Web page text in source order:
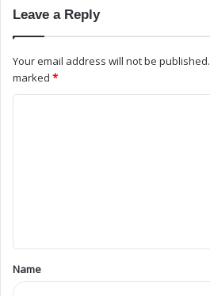
Leave a Reply
Your email address will not be published.
marked *
Name